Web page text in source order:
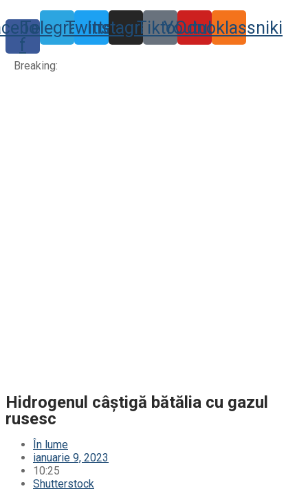
f
TelegramTwitter
Instagram
TiktokYoutube
Odnoklassniki
Breaking:
Hidrogenul câștigă bătălia cu gazul
rusesc
În lume
ianuarie 9, 2023
10:25
Shutterstock